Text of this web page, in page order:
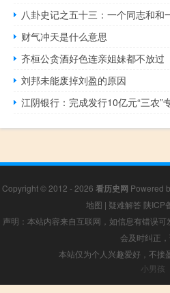
八卦史记之五十三：一个同志和和
财气冲天是什么意思
齐桓公贪酒好色连亲姐妹都不放过
刘邦未能废掉刘盈的原因
江阴银行：完成发行10亿元“三农”
Copyright © 2012 - 2026 看历史网 Powered
地图 | 疑难解答 陕ICP
声明：本站内容来自互联网，如信息有错误
会及时纠正
本站仅为个人兴趣爱好，不接
小男孩